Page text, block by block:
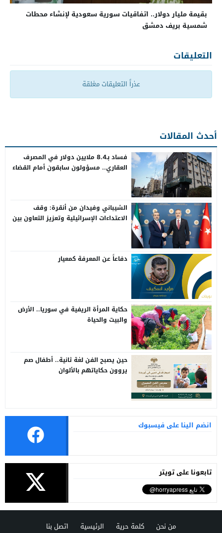
بقيمة مليار دولار.. اتفاقيات سورية سعودية لإنشاء محطات
شمسية بريف دمشق
التعليقات
عذراً التعليقات مغلقة
أحدث المقالات
فساد بـ8.4 ملايين دولار في المصرف
العقاري.. مسؤولون سابقون أمام القضاء
الشيباني وفيدان من أنقرة: وقف
الاعتداءات الإسرائيلية وتعزيز التعاون بين
دفاعاً عن المعرفة كمعيار
حكاية المرأة الريفية في سوريا.. الأرض
والبيت والحياة
حين يصبح الفن لغة ثانية.. أطفال صم
يروون حكاياتهم بالألوان
انضم الينا على فيسبوك
تابعونا على تويتر
من نحن كلمة حرية الرئيسية اتصل بنا